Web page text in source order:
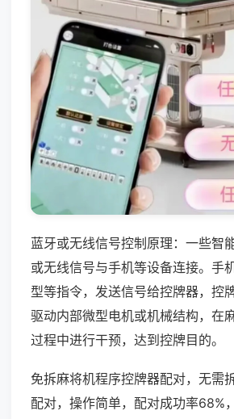
蓝牙或无线信号控制原理：一些智
或无线信号与手机等设备连接。手
型等指令，发送信号给控牌器，控
驱动内部微型电机或机械结构，在
过程中进行干预，达到控牌目的。
免拆麻将机程序控牌器配对，无需
配对，操作简单，配对成功率68%